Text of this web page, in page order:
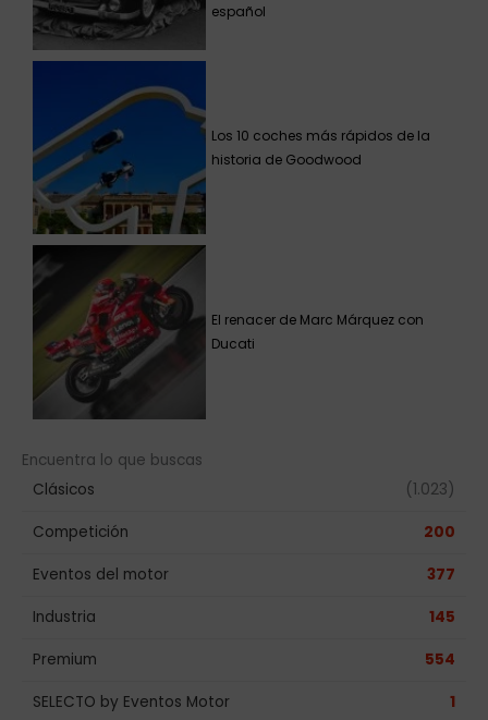
español
Los 10 coches más rápidos de la
historia de Goodwood
El renacer de Marc Márquez con
Ducati
Encuentra lo que buscas
Clásicos
(1.023)
Competición 200
Eventos del motor 377
Industria 145
Premium 554
SELECTO by Eventos Motor 1